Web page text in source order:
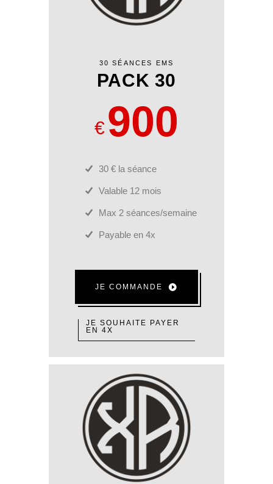
30 SÉANCES EMS
PACK 30
€900
30 € la séance
Valable 12 mois
Max 2 séances/semaine
Payable en 4x
JE COMMANDE
JE SOUHAITE PAYER
EN 4X